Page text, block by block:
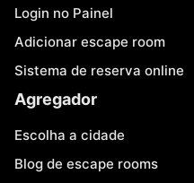
Login no Painel
Adicionar escape room
Sistema de reserva online
Agregador
Escolha a cidade
Blog de escape rooms